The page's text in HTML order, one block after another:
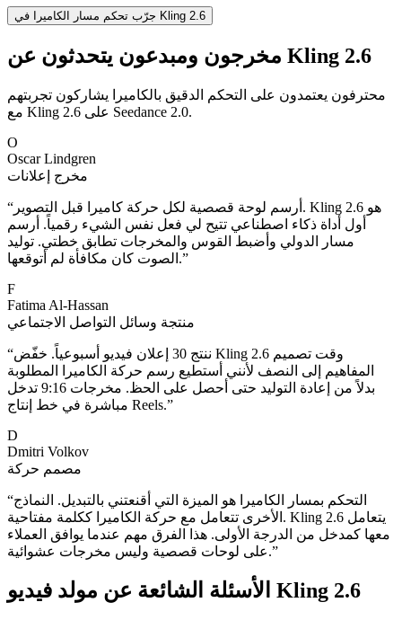
جرّب تحكم مسار الكاميرا في Kling 2.6
مخرجون ومبدعون يتحدثون عن Kling 2.6
محترفون يعتمدون على التحكم الدقيق بالكاميرا يشاركون تجربتهم
مع Kling 2.6 على Seedance 2.0.
O
Oscar Lindgren
مخرج إعلانات
“ أرسم لوحة قصصية لكل حركة كاميرا قبل التصوير. Kling 2.6 هو
أول أداة ذكاء اصطناعي تتيح لي فعل نفس الشيء رقمياً. أرسم
مسار الدولي وأضبط القوس والمخرجات تطابق خطتي. توليد
الصوت كان مكافأة لم أتوقعها.”
F
Fatima Al-Hassan
منتجة وسائل التواصل الاجتماعي
“ننتج 30 إعلان فيديو أسبوعياً. خفّض Kling 2.6 وقت تصميم
المفاهيم إلى النصف لأنني أستطيع رسم حركة الكاميرا المطلوبة
بدلاً من إعادة التوليد حتى أحصل على الحظ. مخرجات 9:16 تدخل
مباشرة في خط إنتاج Reels.”
D
Dmitri Volkov
مصمم حركة
“التحكم بمسار الكاميرا هو الميزة التي أقنعتني بالتبديل. النماذج
الأخرى تتعامل مع حركة الكاميرا ككلمة مفتاحية. Kling 2.6 يتعامل
معها كمدخل من الدرجة الأولى. هذا الفرق مهم عندما يوافق العملاء
على لوحات قصصية وليس مخرجات عشوائية.”
الأسئلة الشائعة عن مولد فيديو Kling 2.6